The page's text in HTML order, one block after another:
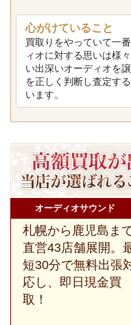
心がけていること
買取りをやっていて一
ィオに対する思いは様
い出深いオーディオを
を正しく判断し査定す
います。
オーディオサウンド
札幌から鹿児島ま
直営43店舗展開。
短30分で無料出張
応し、即日現金買
取！